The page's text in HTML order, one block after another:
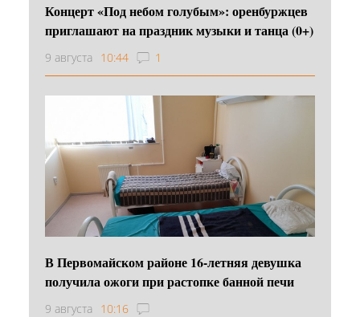
Концерт «Под небом голубым»: оренбуржцев
приглашают на праздник музыки и танца (0+)
9 августа 10:44 1
В Первомайском районе 16‑летняя девушка
получила ожоги при растопке банной печи
9 августа 10:16